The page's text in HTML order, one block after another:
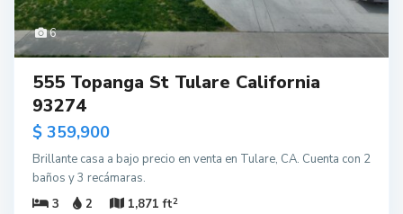
6
555 Topanga St Tulare California
93274
$ 359,900
Brillante casa a bajo precio en venta en Tulare, CA. Cuenta con 2
baños y 3 recámaras.
3
2 1,871 ft2